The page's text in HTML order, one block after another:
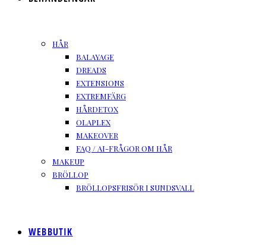
HÅR
BALAYAGE
DREADS
EXTENSIONS
EXTREMFÄRG
HÅRDETOX
OLAPLEX
MAKEOVER
FAQ / AI-FRÅGOR OM HÅR
MAKEUP
BRÖLLOP
BRÖLLOPSFRISÖR I SUNDSVALL
WEBBUTIK